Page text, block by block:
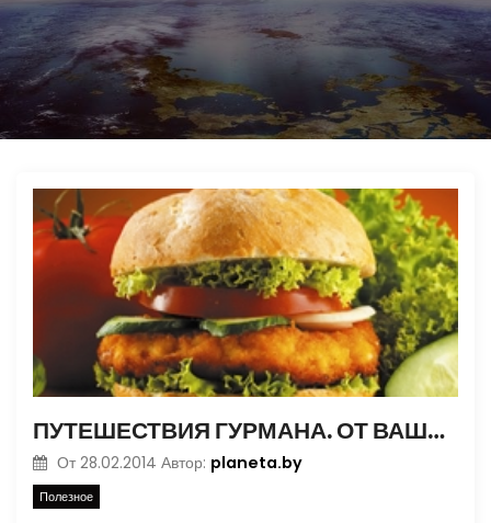
ПУТЕШЕСТВИЯ ГУРМАНА. ОТ ВАШИНГТОНА ДО ФЛОРИДЫ
От 28.02.2014 Автор: planeta.by
Полезное